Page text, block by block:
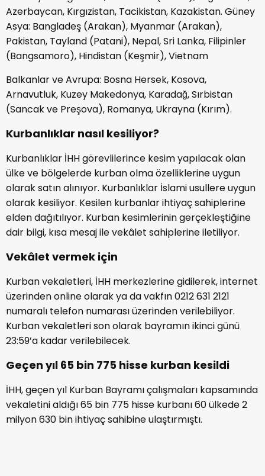
Azerbaycan, Kırgızistan, Tacikistan, Kazakistan. Güney
Asya: Bangladeş (Arakan), Myanmar (Arakan),
Pakistan, Tayland (Patani), Nepal, Sri Lanka, Filipinler
(Bangsamoro), Hindistan (Keşmir), Vietnam
Balkanlar ve Avrupa: Bosna Hersek, Kosova,
Arnavutluk, Kuzey Makedonya, Karadağ, Sırbistan
(Sancak ve Preşova), Romanya, Ukrayna (Kırım).
Kurbanlıklar nasıl kesiliyor?
Kurbanlıklar İHH görevlilerince kesim yapılacak olan
ülke ve bölgelerde kurban olma özelliklerine uygun
olarak satın alınıyor. Kurbanlıklar İslami usullere uygun
olarak kesiliyor. Kesilen kurbanlar ihtiyaç sahiplerine
elden dağıtılıyor. Kurban kesimlerinin gerçekleştiğine
dair bilgi, kısa mesaj ile vekâlet sahiplerine iletiliyor.
Vekâlet vermek için
Kurban vekaletleri, İHH merkezlerine gidilerek, internet
üzerinden online olarak ya da vakfın 0212 631 2121
numaralı telefon numarası üzerinden verilebiliyor.
Kurban vekaletleri son olarak bayramın ikinci günü
23:59’a kadar verilebilecek.
Geçen yıl 65 bin 775 hisse kurban kesildi
İHH, geçen yıl Kurban Bayramı çalışmaları kapsamında
vekaletini aldığı 65 bin 775 hisse kurbanı 60 ülkede 2
milyon 630 bin ihtiyaç sahibine ulaştırmıştı.